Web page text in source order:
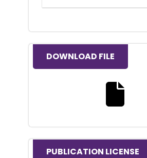
DOWNLOAD FILE
PUBLICATION LICENSE